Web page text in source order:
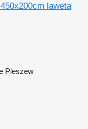
laweta
Pleszew